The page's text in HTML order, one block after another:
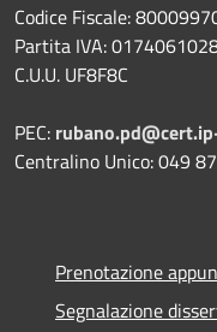
Codice Fiscale:
Partita IVA:
C.U.U. UF8F8C
PEC:
Centralino Unico: 049
Prenotazione
Segnalazione